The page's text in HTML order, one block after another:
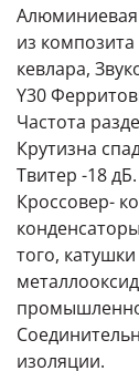
Алюминиевая
из
кевлара,
Y30
Частота
Крутизна
Твитер -18 дБ.
Кроссовер-
того,
изоляции.